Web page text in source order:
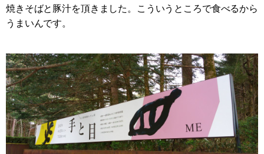
焼きそばと豚汁を頂きました。こういうところで食べるから
うまいんです。